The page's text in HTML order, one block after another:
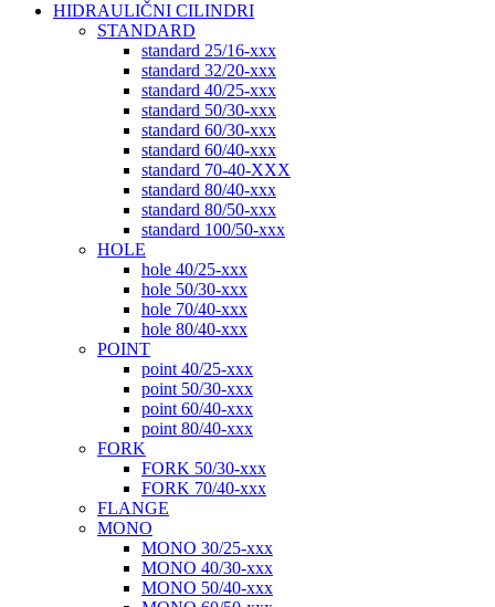
HIDRAULIČNI CILINDRI
STANDARD
standard 25/16-xxx
standard 32/20-xxx
standard 40/25-xxx
standard 50/30-xxx
standard 60/30-xxx
standard 60/40-xxx
standard 70-40-XXX
standard 80/40-xxx
standard 80/50-xxx
standard 100/50-xxx
HOLE
hole 40/25-xxx
hole 50/30-xxx
hole 70/40-xxx
hole 80/40-xxx
POINT
point 40/25-xxx
point 50/30-xxx
point 60/40-xxx
point 80/40-xxx
FORK
FORK 50/30-xxx
FORK 70/40-xxx
FLANGE
MONO
MONO 30/25-xxx
MONO 40/30-xxx
MONO 50/40-xxx